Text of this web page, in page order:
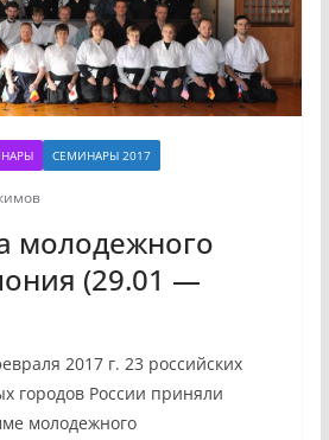
СЕМИНАРЫ 2017
молодежного
(29.01 —
2017 г. 23 российских
городов России приняли
молодежного